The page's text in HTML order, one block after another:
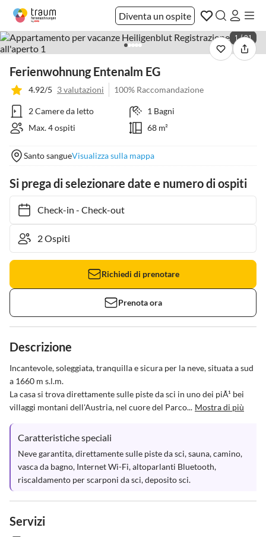
Diventa un ospite
1 / 21
Ferienwohnung Entenalm EG
4.92/5 3 valutazioni 100% Raccomandazione
2 Camere da letto
1 Bagni
Max. 4 ospiti
68 m²
Santo sangueVisualizza sulla mappa
Si prega di selezionare date e numero di ospiti
Check-in- Check-out
Richiedi di prenotare
Prenota ora
Descrizione
Incantevole, soleggiata, tranquilla e sicura per la neve, situata a sud
a 1660 m s.l.m.
La casa si trova direttamente sulle piste da sci in uno dei piÃ¹ bei
villaggi montani dell'Austria, nel cuore del Parco... Mostra di più
Caratteristiche speciali
Neve garantita, direttamente sulle piste da sci, sauna, camino,
vasca da bagno, Internet Wi-Fi, altoparlanti Bluetooth,
riscaldamento per scarponi da sci, deposito sci.
Servizi